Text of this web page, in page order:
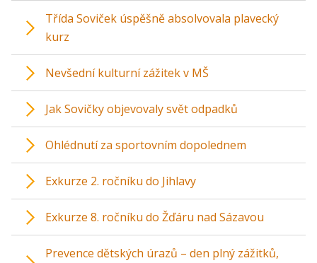
Třída Soviček úspěšně absolvovala plavecký
kurz
Nevšední kulturní zážitek v MŠ
Jak Sovičky objevovaly svět odpadků
Ohlédnutí za sportovním dopolednem
Exkurze 2. ročníku do Jihlavy
Exkurze 8. ročníku do Žďáru nad Sázavou
Prevence dětských úrazů – den plný zážitků,